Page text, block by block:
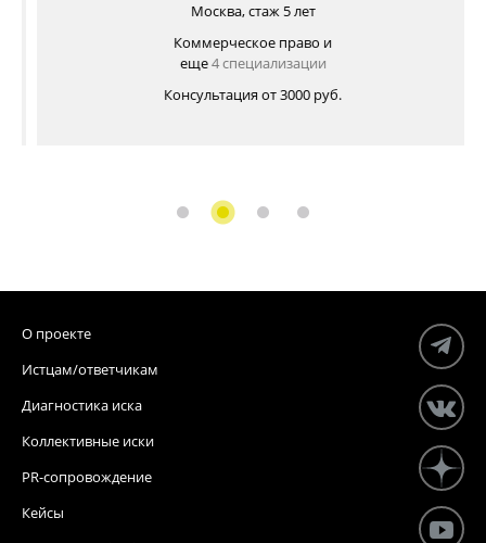
Москва, стаж 5 лет
Коммерческое право и
еще4 специализации
Консультация от 3000 руб.
О проекте
Истцам/ответчикам
Диагностика иска
Коллективные иски
PR-сопровождение
Кейсы